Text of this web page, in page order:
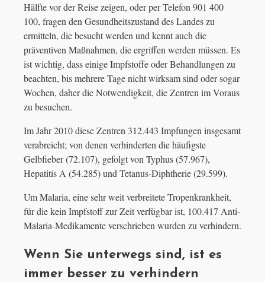
Hälfte vor der Reise zeigen, oder per Telefon 901 400
100, fragen den Gesundheitszustand des Landes zu
ermitteln, die besucht werden und kennt auch die
präventiven Maßnahmen, die ergriffen werden müssen. Es
ist wichtig, dass einige Impfstoffe oder Behandlungen zu
beachten, bis mehrere Tage nicht wirksam sind oder sogar
Wochen, daher die Notwendigkeit, die Zentren im Voraus
zu besuchen.
Im Jahr 2010 diese Zentren 312.443 Impfungen insgesamt
verabreicht; von denen verhinderten die häufigste
Gelbfieber (72.107), gefolgt von Typhus (57.967),
Hepatitis A (54.285) und Tetanus-Diphtherie (29.599).
Um Malaria, eine sehr weit verbreitete Tropenkrankheit,
für die kein Impfstoff zur Zeit verfügbar ist, 100.417 Anti-
Malaria-Medikamente verschrieben wurden zu verhindern.
Wenn Sie unterwegs sind, ist es
immer besser zu verhindern